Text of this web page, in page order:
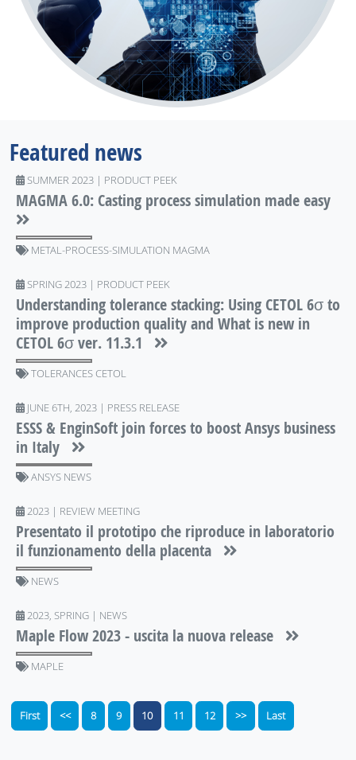
Featured news
SUMMER 2023 | PRODUCT PEEK
MAGMA 6.0: Casting process simulation made easy
METAL-PROCESS-SIMULATION MAGMA
SPRING 2023 | PRODUCT PEEK
Understanding tolerance stacking: Using CETOL 6σ to
improve production quality and What is new in
CETOL 6σ ver. 11.3.1
TOLERANCES CETOL
JUNE 6TH, 2023 | PRESS RELEASE
ESSS & EnginSoft join forces to boost Ansys business
in Italy
ANSYS NEWS
2023 | REVIEW MEETING
Presentato il prototipo che riproduce in laboratorio
il funzionamento della placenta
NEWS
2023, SPRING | NEWS
Maple Flow 2023 - uscita la nuova release
MAPLE
First << 8 9 10 11 12 >> Last